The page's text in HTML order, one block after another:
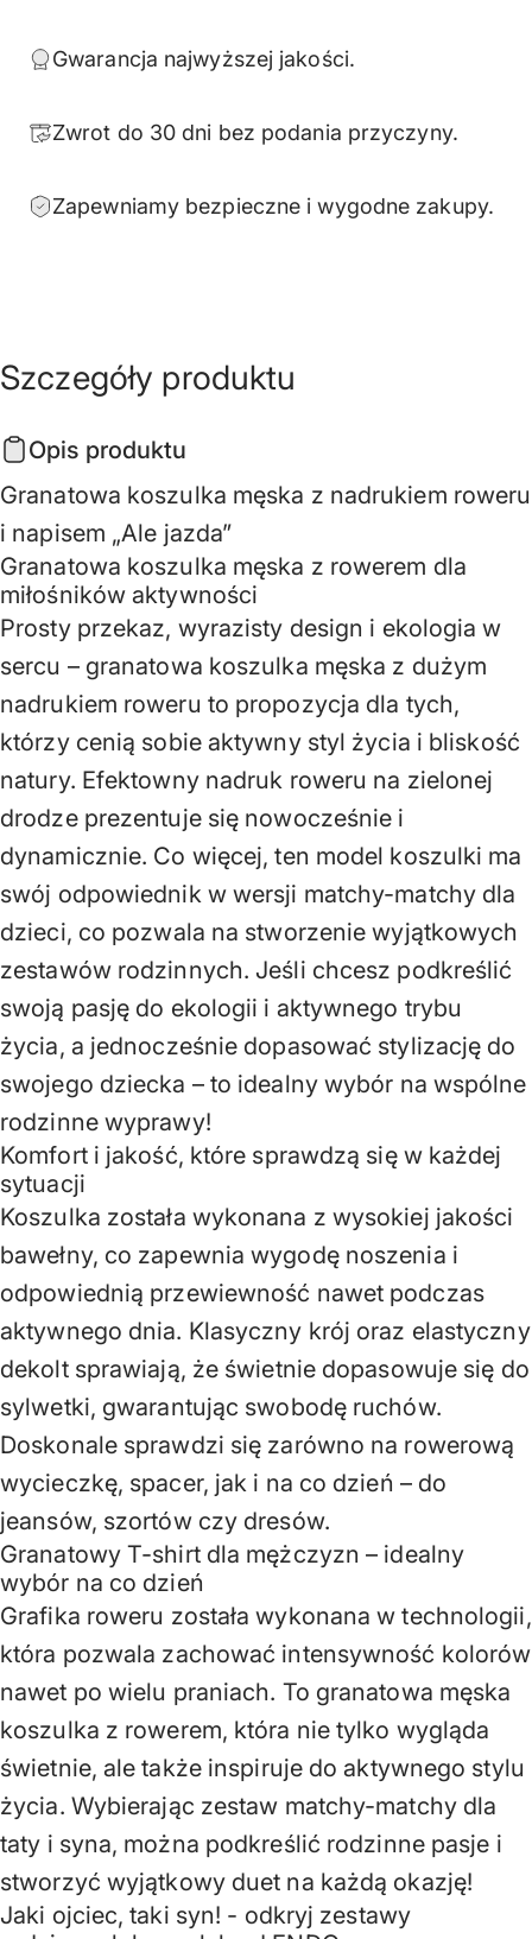
Gwarancja najwyższej jakości.
Zwrot do 30 dni bez podania przyczyny.
Zapewniamy bezpieczne i wygodne zakupy.
Szczegóły produktu
Opis produktu
Granatowa koszulka męska z nadrukiem roweru
i napisem „Ale jazda”
Granatowa koszulka męska z rowerem dla
miłośników aktywności
Prosty przekaz, wyrazisty design i ekologia w
sercu – granatowa koszulka męska z dużym
nadrukiem roweru to propozycja dla tych,
którzy cenią sobie aktywny styl życia i bliskość
natury. Efektowny nadruk roweru na zielonej
drodze prezentuje się nowocześnie i
dynamicznie. Co więcej, ten model koszulki ma
swój odpowiednik w wersji matchy-matchy dla
dzieci, co pozwala na stworzenie wyjątkowych
zestawów rodzinnych. Jeśli chcesz podkreślić
swoją pasję do ekologii i aktywnego trybu
życia, a jednocześnie dopasować stylizację do
swojego dziecka – to idealny wybór na wspólne
rodzinne wyprawy!
Komfort i jakość, które sprawdzą się w każdej
sytuacji
Koszulka została wykonana z wysokiej jakości
bawełny, co zapewnia wygodę noszenia i
odpowiednią przewiewność nawet podczas
aktywnego dnia. Klasyczny krój oraz elastyczny
dekolt sprawiają, że świetnie dopasowuje się do
sylwetki, gwarantując swobodę ruchów.
Doskonale sprawdzi się zarówno na rowerową
wycieczkę, spacer, jak i na co dzień – do
jeansów, szortów czy dresów.
Granatowy T-shirt dla mężczyzn – idealny
wybór na co dzień
Grafika roweru została wykonana w technologii,
która pozwala zachować intensywność kolorów
nawet po wielu praniach. To granatowa męska
koszulka z rowerem, która nie tylko wygląda
świetnie, ale także inspiruje do aktywnego stylu
życia. Wybierając zestaw matchy-matchy dla
taty i syna, można podkreślić rodzinne pasje i
stworzyć wyjątkowy duet na każdą okazję!
Jaki ojciec, taki syn! - odkryj zestawy